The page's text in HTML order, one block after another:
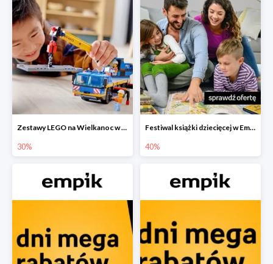
Zestawy LEGO na Wielkanoc w Empiku do -30%
30%
Festiwal książki dziecięcej w Empiku do -40%
40%